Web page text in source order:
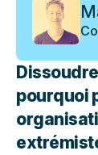
pourquoi